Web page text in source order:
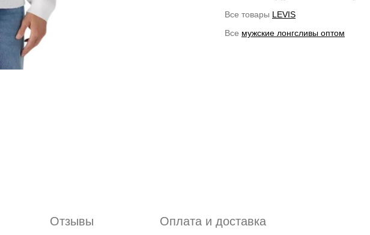
Все товары LEVIS
Все мужские лонгсливы оптом
Отзывы Оплата и доставка